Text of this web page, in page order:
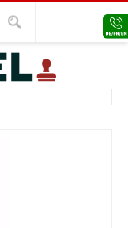
Bürostempel